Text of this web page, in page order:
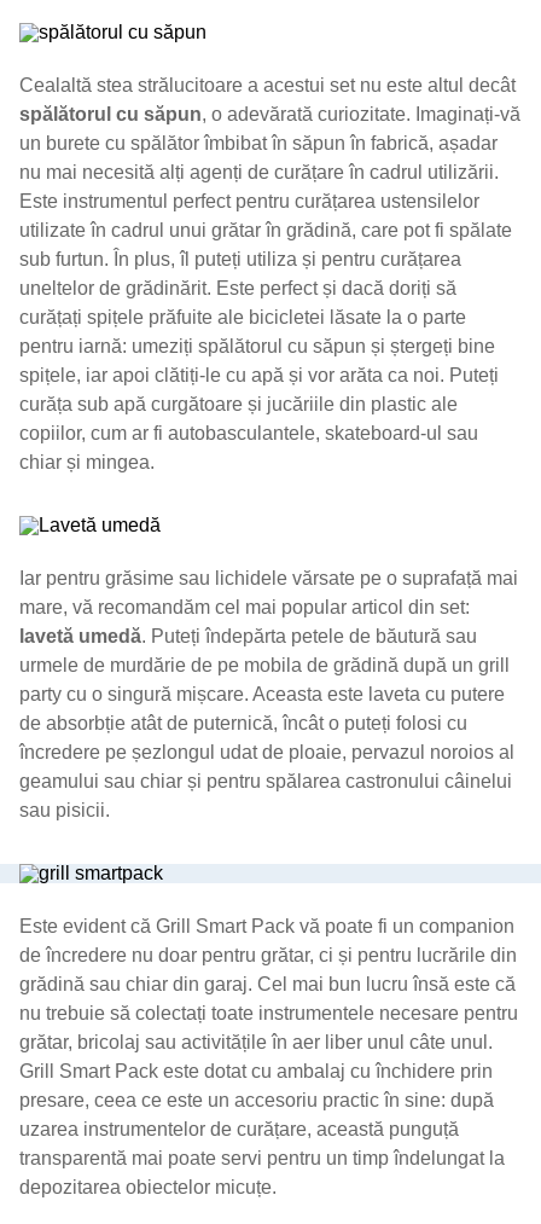
Cealaltă stea strălucitoare a acestui set nu este altul decât
spălătorul cu săpun, o adevărată curiozitate. Imaginați-vă
un burete cu spălător îmbibat în săpun în fabrică, așadar
nu mai necesită alți agenți de curățare în cadrul utilizării.
Este instrumentul perfect pentru curățarea ustensilelor
utilizate în cadrul unui grătar în grădină, care pot fi spălate
sub furtun. În plus, îl puteți utiliza și pentru curățarea
uneltelor de grădinărit. Este perfect și dacă doriți să
curățați spițele prăfuite ale bicicletei lăsate la o parte
pentru iarnă: umeziți spălătorul cu săpun și ștergeți bine
spițele, iar apoi clătiți-le cu apă și vor arăta ca noi. Puteți
curăța sub apă curgătoare și jucăriile din plastic ale
copiilor, cum ar fi autobasculantele, skateboard-ul sau
chiar și mingea.
Iar pentru grăsime sau lichidele vărsate pe o suprafață mai
mare, vă recomandăm cel mai popular articol din set:
lavetă umedă. Puteți îndepărta petele de băutură sau
urmele de murdărie de pe mobila de grădină după un grill
party cu o singură mișcare. Aceasta este laveta cu putere
de absorbție atât de puternică, încât o puteți folosi cu
încredere pe șezlongul udat de ploaie, pervazul noroios al
geamului sau chiar și pentru spălarea castronului câinelui
sau pisicii.
Este evident că Grill Smart Pack vă poate fi un companion
de încredere nu doar pentru grătar, ci și pentru lucrările din
grădină sau chiar din garaj. Cel mai bun lucru însă este că
nu trebuie să colectați toate instrumentele necesare pentru
grătar, bricolaj sau activitățile în aer liber unul câte unul.
Grill Smart Pack este dotat cu ambalaj cu închidere prin
presare, ceea ce este un accesoriu practic în sine: după
uzarea instrumentelor de curățare, această punguță
transparentă mai poate servi pentru un timp îndelungat la
depozitarea obiectelor micuțe.